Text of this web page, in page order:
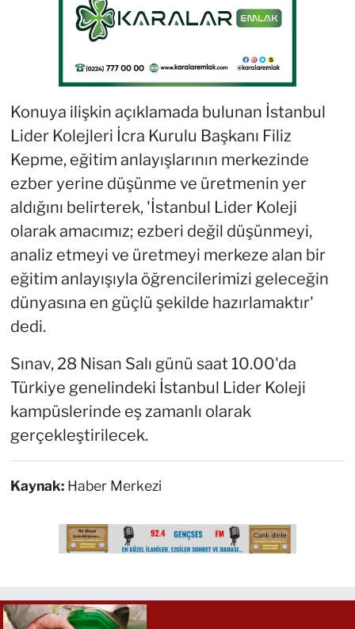
Konuya ilişkin açıklamada bulunan İstanbul
Lider Kolejleri İcra Kurulu Başkanı Filiz
Kepme, eğitim anlayışlarının merkezinde
ezber yerine düşünme ve üretmenin yer
aldığını belirterek, 'İstanbul Lider Koleji
olarak amacımız; ezberi değil düşünmeyi,
analiz etmeyi ve üretmeyi merkeze alan bir
eğitim anlayışıyla öğrencilerimizi geleceğin
dünyasına en güçlü şekilde hazırlamaktır'
dedi.
Sınav, 28 Nisan Salı günü saat 10.00'da
Türkiye genelindeki İstanbul Lider Koleji
kampüslerinde eş zamanlı olarak
gerçekleştirilecek.
Kaynak: Haber Merkezi